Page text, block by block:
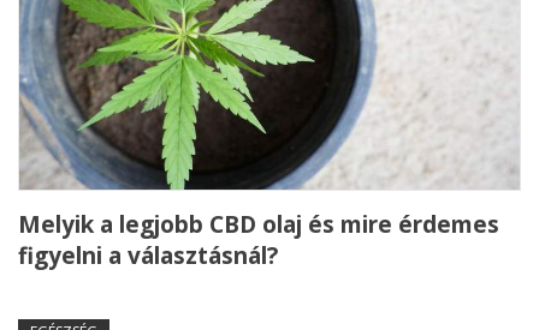
Melyik a legjobb CBD olaj és mire érdemes
figyelni a választásnál?